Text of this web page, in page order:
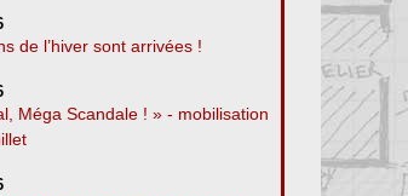
de l’hiver sont arrivées !
Méga Scandale ! » - mobilisation